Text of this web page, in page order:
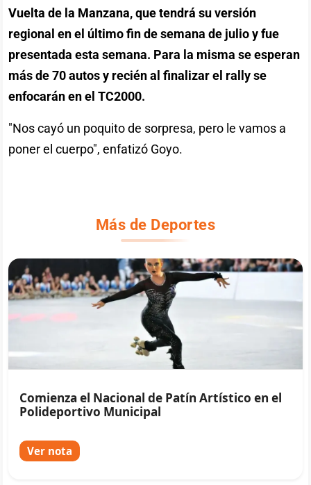
Vuelta de la Manzana, que tendrá su versión
regional en el último fin de semana de julio y fue
presentada esta semana. Para la misma se esperan
más de 70 autos y recién al finalizar el rally se
enfocarán en el TC2000.
"Nos cayó un poquito de sorpresa, pero le vamos a
poner el cuerpo", enfatizó Goyo.
Más de Deportes
Comienza el Nacional de Patín Artístico en el
Polideportivo Municipal
Ver nota